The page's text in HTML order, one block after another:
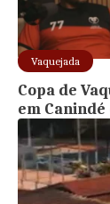
Vaquejada
Copa de
em